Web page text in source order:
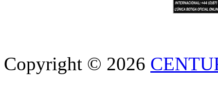
Copyright © 2026